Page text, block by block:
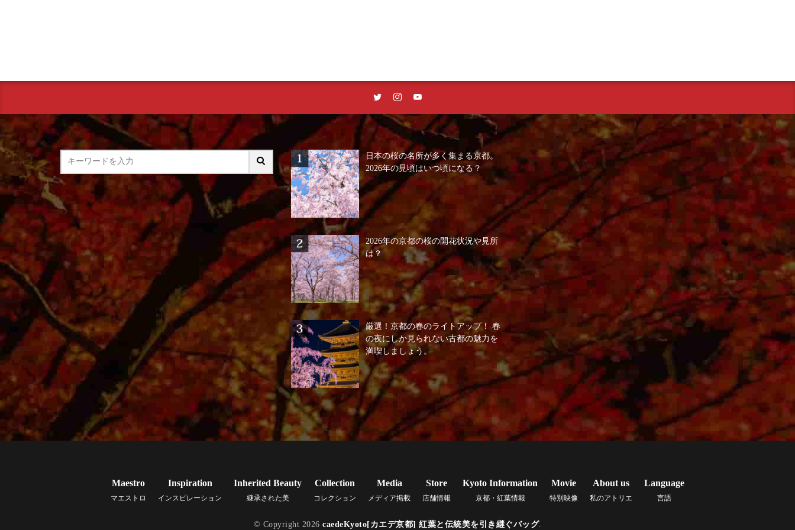
日本の桜の名所が多く集まる京都。
2026年の見頃はいつ頃になる？
2026年の京都の桜の開花状況や見所
は？
厳選！京都の春のライトアップ！ 春
の夜にしか見られない古都の魅力を
満喫しましょう。
Maestro
マエストロ
Inspiration
インスピレーション
Inherited Beauty
継承された美
Collection
コレクション
Media
メディア掲載
Store
店舗情報
Kyoto Information
京都・紅葉情報
Movie
特別映像
About us
私のアトリエ
Language
言語
© Copyright 2026 caedeKyoto[カエデ京都] 紅葉と伝統美を引き継ぐバッグ.